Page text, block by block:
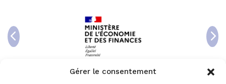
Gérer le consentement